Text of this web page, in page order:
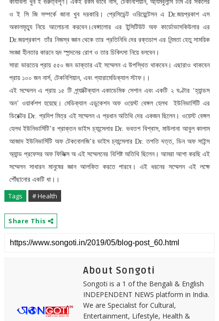
কার্যাবলী খুব ই গুরুত্বপূর্ণ। একই রকম ভাবে নার্স, টেকনিশিয়ান, আ্যমবুলান্স টীম এর সকলের
ও ই সি জি সম্পর্কে জানা খুব দরকারি। প্রেসিডেন্ট ওরিয়েন্টেসন এ Dr.জয়প্রকাশ এস
অকালমৃত্যু নিয়ে আলোচনা করবেন।বেঙ্গালোর এর ইন্সিটিউট অফ কার্ডোভাসকিউলার এর
Dr.জয়প্রকাশ তাঁর নিজস্ব জ্ঞান থেকে তার প্রতিনিধি দের রক্তচাপ এর নিন্মতা হেতু সাময়িক
সংজ্ঞা হীনতার কারনে হৃদ স্পন্দনের রোগ ও তার চিকিৎসা নিয়ে বলবেন।
সারা ভারতের প্রায় ৫৫০ জন ডাক্তার এই সম্মেলন এ উপস্থিত থাকবেন। এছারাও থাকবেন
প্রায় ১০০ জন নার্স, টেকনিশিয়ান, এবং প্যারামেডিক্যাল স্টাফ।।
এই সম্মেলন এ প্রায় ১৫ টি প্র্যাক্টিক্যাল একাডেমিক সেশান এবং একটি ২ ঘণ্টার ‘হ্যান্ডস
অন’ ওয়ার্কশপ হয়েছে। মেডিক্যাল এডুকেশন অফ ওয়েস্ট বেঙ্গল হেলথ
ইউনিভার্সিটি এর
ডিরেক্টরDr. প্রদিপ মিত্র এই সম্মেলন এ প্রধান অতিথি দের একজন ছিলেন। ওয়েস্ট বেঙ্গল
হেলথ ইউনিভার্সিটি’র প্রাক্তন ভাইস চ্যান্সেলার Dr. ভবতশ বিশ্বাস, মাউলানা আবুল কালাম
আজাদ ইউনিভার্সিটি অফ টেকনোলজি’র ভাইস চ্যান্সেলার Dr. তপতি দত্ত, ডিন অফ সাইন্স
অ্যান্ড প্রফেসর অফ ফিজিক্স অ এই সম্মেলনের বিশিষ্ট অতিথি ছিলেন। আমরা আশা করছি এই
সম্মেলন সাধারন মানুষের জ্ঞান আলকিত করতে পারবে। এই ধরনের সম্মেলন এই লক্ষে
পৌঁছানোর একটি ধা।।
Tags # Health
Share This
About Songoti
Songoti is a 1 of the Bengali & English
INDEPENDENT NEWS platform in India.
We are Specialist for Cultural,
Entertainment, Lifestyle, Health &